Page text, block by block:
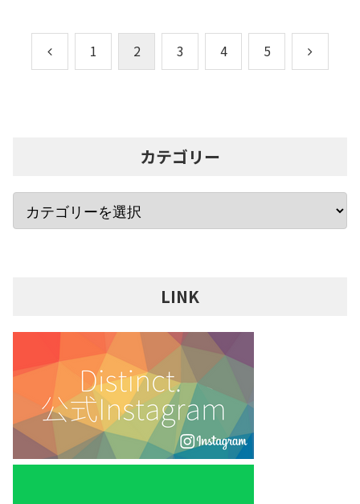
1 2 3 4 5
カテゴリー
LINK